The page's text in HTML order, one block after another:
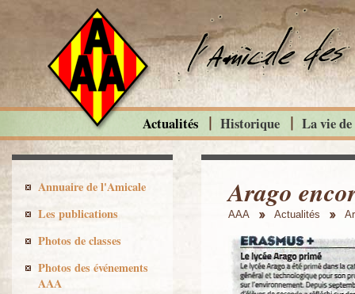
Arago
AAA Actualités
Actualités Historique La vie
Annuaire de l'Amicale
Les publications
Photos de classes
Photos des événements
AAA